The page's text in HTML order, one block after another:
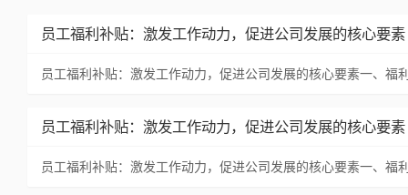
员工福利补贴：激发工作动力，促进公司发展的核心要素
员工福利补贴：激发工作动力，促进公司发展的核心要素一、
员工福利补贴：激发工作动力，促进公司发展的核心要素
员工福利补贴：激发工作动力，促进公司发展的核心要素一、